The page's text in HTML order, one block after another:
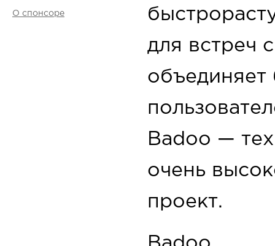
О спонсоре
для встреч
Badoo —
очень
проект.